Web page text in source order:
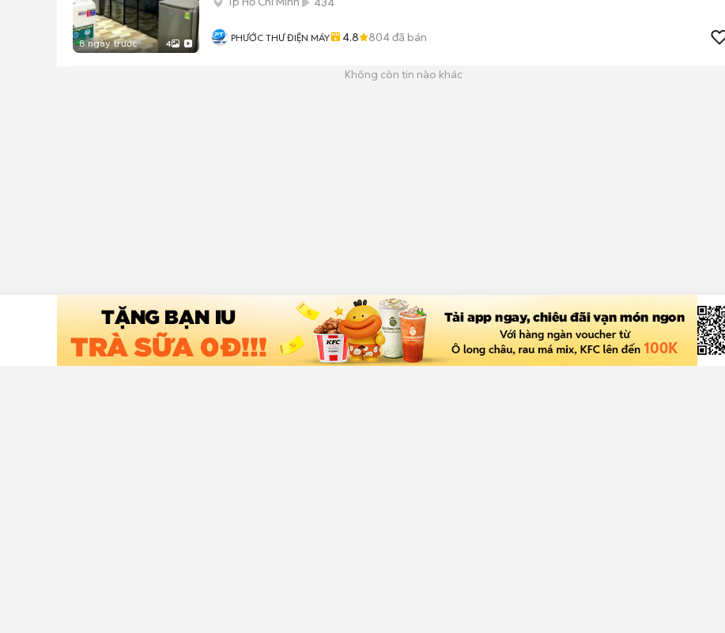
8 ngày trước 4 PHƯỚC THƯ ĐIỆN MÁY 4.8 804đã bán
Không còn tin nào khác